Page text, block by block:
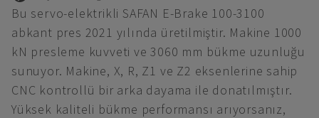
Bu servo-elektrikli SAFAN E-Brake 100-3100
abkant pres 2021 yılında üretilmiştir. Makine 1000
kN presleme kuvveti ve 3060 mm bükme uzunluğu
sunuyor. Makine, X, R, Z1 ve Z2 eksenlerine sahip
CNC kontrollü bir arka dayama ile donatılmıştır.
Yüksek kaliteli bükme performansı arıyorsanız,